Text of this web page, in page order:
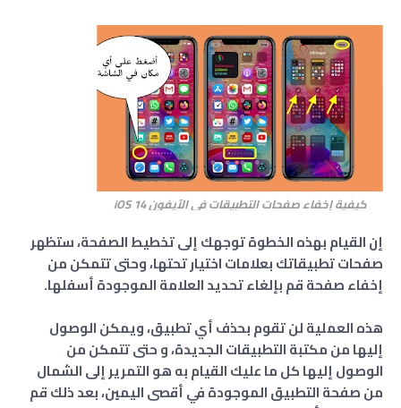
كيفية إخفاء صفحات التطبيقات في الآيفون iOS 14
إن القيام بهذه الخطوة توجهك إلى تخطيط الصفحة، ستظهر
صفحات تطبيقاتك بعلامات اختيار تحتها، وحتى تتمكن من
إخفاء صفحة قم بإلغاء تحديد العلامة الموجودة أسفلها.
هذه العملية لن تقوم بحذف أي تطبيق، ويمكن الوصول
إليها من مكتبة التطبيقات الجديدة، و حتى تتمكن من
الوصول إليها كل ما عليك القيام به هو التمرير إلى الشمال
من صفحة التطبيق الموجودة في أقصى اليمين، بعد ذلك قم